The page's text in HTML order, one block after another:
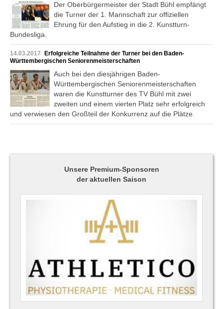
Der Oberbürgermeister der Stadt Bühl empfängt
die Turner der 1. Mannschaft zur offiziellen
Ehrung für den Aufstieg in die 2. Kunstturn-
Bundesliga.
14.03.2017
Erfolgreiche Teilnahme der Turner bei den Baden-
Württembergischen Seniorenmeisterschaften
Auch bei den diesjährigen Baden-
Württembergischen Seniorenmeisterschaften
waren die Kunstturner des TV Bühl mit zwei
zweiten und einem vierten Platz sehr erfolgreich
und verwiesen den Großteil der Konkurrenz auf die Plätze.
Unsere Premium-Sponsoren
der aktuellen Saison